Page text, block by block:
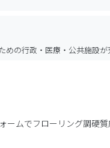
めの行政・医療・公共施設が
でフローリング調硬質